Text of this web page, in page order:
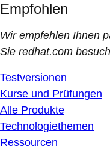
Empfohlen
Wir empfehlen Ihnen
Sie redhat.com
Testversionen
Kurse und Prüfungen
Alle Produkte
Technologiethemen
Ressourcen